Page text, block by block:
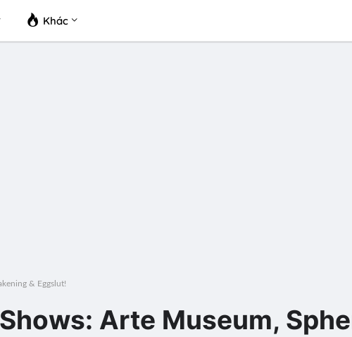
Khác
& Eggslut!
Arte Museum,